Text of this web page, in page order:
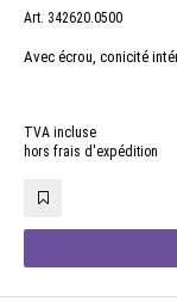
Art. 342620.0500
Avec écrou, conicité
TVA incluse
hors frais d'expédition